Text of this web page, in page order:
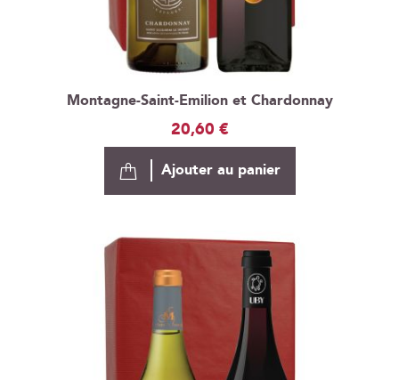
Montagne-Saint-Emilion et Chardonnay
20,60 €
Ajouter au panier